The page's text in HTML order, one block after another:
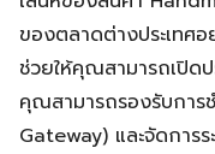
ของตลาดต่างประเทศ
ช่วยให้คุณสามารถเปิด
คุณสามารถรองรับการ
Gateway) และจัดการ